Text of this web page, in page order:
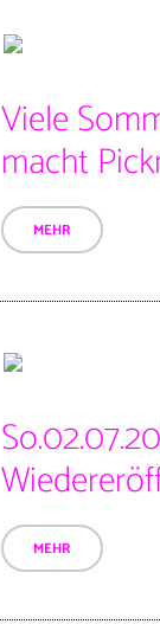
Viele
macht
MEHR
MEHR